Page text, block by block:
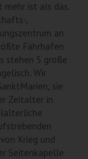
ist als das.
,
an
Fährhafen
stehen 5 große
Wir
sie
Zeitalter in
Krieg und
Seitenkapelle